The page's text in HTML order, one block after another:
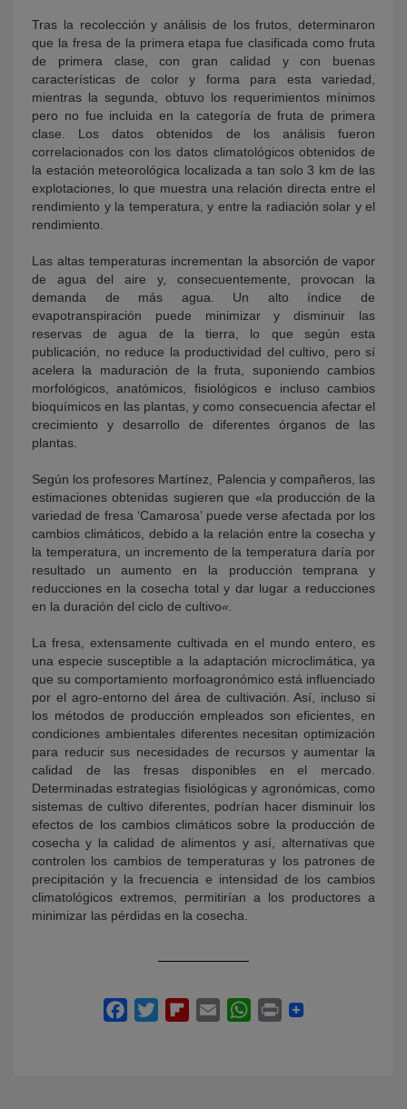
Tras la recolección y análisis de los frutos, determinaron
que la fresa de la primera etapa fue clasificada como fruta
de primera clase, con gran calidad y con buenas
características de color y forma para esta variedad,
mientras la segunda, obtuvo los requerimientos mínimos
pero no fue incluida en la categoría de fruta de primera
clase. Los datos obtenidos de los análisis fueron
correlacionados con los datos climatológicos obtenidos de
la estación meteorológica localizada a tan solo 3 km de las
explotaciones, lo que muestra una relación directa entre el
rendimiento y la temperatura, y entre la radiación solar y el
rendimiento.
Las altas temperaturas incrementan la absorción de vapor
de agua del aire y, consecuentemente, provocan la
demanda de más agua. Un alto índice de
evapotranspiración puede minimizar y disminuir las
reservas de agua de la tierra, lo que según esta
publicación, no reduce la productividad del cultivo, pero sí
acelera la maduración de la fruta, suponiendo cambios
morfológicos, anatómicos, fisiológicos e incluso cambios
bioquímicos en las plantas, y como consecuencia afectar el
crecimiento y desarrollo de diferentes órganos de las
plantas.
Según los profesores Martínez, Palencia y compañeros, las
estimaciones obtenidas sugieren que «la producción de la
variedad de fresa ‘Camarosa’ puede verse afectada por los
cambios climáticos, debido a la relación entre la cosecha y
la temperatura, un incremento de la temperatura daría por
resultado un aumento en la producción temprana y
reducciones en la cosecha total y dar lugar a reducciones
en la duración del ciclo de cultivo«.
La fresa, extensamente cultivada en el mundo entero, es
una especie susceptible a la adaptación microclimática, ya
que su comportamiento morfoagronómico está influenciado
por el agro-entorno del área de cultivación. Así, incluso si
los métodos de producción empleados son eficientes, en
condiciones ambientales diferentes necesitan optimización
para reducir sus necesidades de recursos y aumentar la
calidad de las fresas disponibles en el mercado.
Determinadas estrategias fisiológicas y agronómicas, como
sistemas de cultivo diferentes, podrían hacer disminuir los
efectos de los cambios climáticos sobre la producción de
cosecha y la calidad de alimentos y así, alternativas que
controlen los cambios de temperaturas y los patrones de
precipitación y la frecuencia e intensidad de los cambios
climatológicos extremos, permitirían a los productores a
minimizar las pérdidas en la cosecha.